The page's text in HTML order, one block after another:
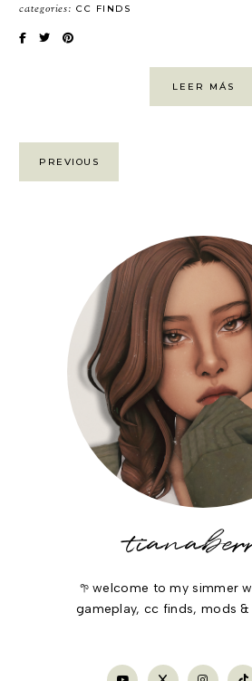
categories: CC FINDS
LEER MÁS
PREVIOUS
𖧧 welcome to my simmer
gameplay, cc finds, mods